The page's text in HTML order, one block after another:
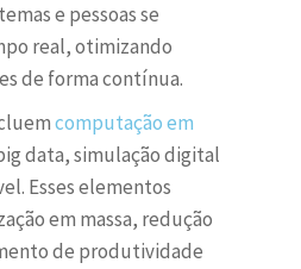
e pessoas se
real, otimizando
de forma contínua.
computação em
data, simulação digital
Esses elementos
em massa, redução
de produtividade